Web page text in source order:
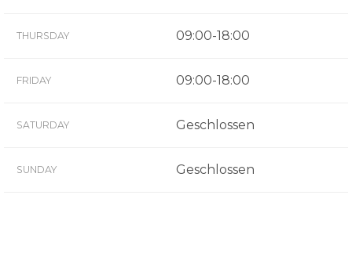
THURSDAY 09:00-18:00
FRIDAY 09:00-18:00
SATURDAY Geschlossen
SUNDAY Geschlossen